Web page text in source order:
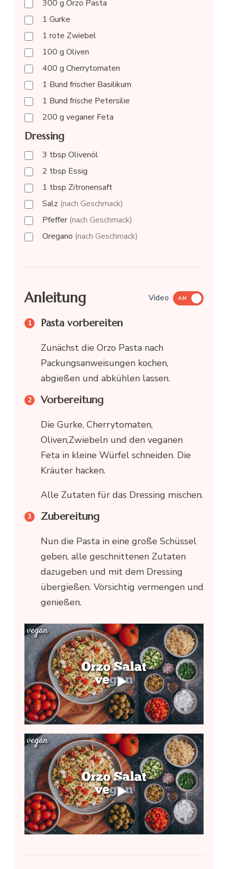
300 g Orzo Pasta
1 Gurke
1 rote Zwiebel
100 g Oliven
400 g Cherrytomaten
1 Bund frischer Basilikum
1 Bund frische Petersilie
200 g veganer Feta
Dressing
3 tbsp Olivenöl
2 tbsp Essig
1 tbsp Zitronensaft
Salz (nach Geschmack)
Pfeffer(nach Geschmack)
Oregano (nach Geschmack)
Anleitung Video AN
Pasta vorbereiten
Zunächst die Orzo Pasta nach
Packungsanweisungen kochen,
abgießen und abkühlen lassen.
Vorbereitung
Die Gurke, Cherrytomaten,
Oliven,Zwiebeln und den veganen
Feta in kleine Würfel schneiden. Die
Kräuter hacken.
Alle Zutaten für das Dressing mischen.
Zubereitung
Nun die Pasta in eine große Schüssel
geben, alle geschnittenen Zutaten
dazugeben und mit dem Dressing
übergießen. Vorsichtig vermengen und
genießen.